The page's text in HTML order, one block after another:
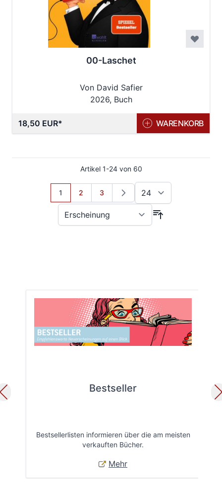
00-Laschet
Von David Safier
2026, Buch
18,50 EUR WARENKORB
Artikel 1-24von 60
Sie lesen gerade Seite
1 Seite
2 Seite
3
Bestseller
Bestsellerlisten informieren über die am meisten
verkauften Bücher.
Mehr